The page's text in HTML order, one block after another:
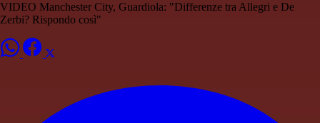
VIDEO Manchester City, Guardiola: "Differenze tra Allegri e De
Zerbi? Rispondo così"